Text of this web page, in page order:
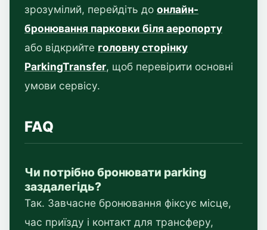
зрозумілий, перейдіть до онлайн-
бронювання парковки біля аеропорту
або відкрийте головну сторінку
ParkingTransfer, щоб перевірити основні
умови сервісу.
FAQ
Чи потрібно бронювати parking
заздалегідь?
Так. Завчасне бронювання фіксує місце,
час приїзду і контакт для трансферу,